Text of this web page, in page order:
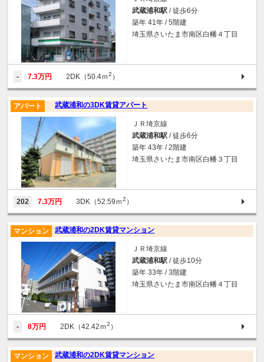
武蔵浦和駅 / 徒歩6分
築年 41年 / 5階建
埼玉県さいたま市南区白幡４丁目
- 7.3万円 2DK（50.4ｍ2 ）
武蔵浦和の3DK賃貸アパート
アパート
ＪＲ埼京線
武蔵浦和駅 / 徒歩6分
築年 43年 / 2階建
埼玉県さいたま市南区白幡３丁目
202 7.3万円 3DK（52.59ｍ2 ）
武蔵浦和の2DK賃貸マンション
マンション
ＪＲ埼京線
武蔵浦和駅 / 徒歩10分
築年 33年 / 3階建
埼玉県さいたま市南区白幡４丁目
- 8万円 2DK（42.42ｍ2 ）
武蔵浦和の2DK賃貸マンション
マンション